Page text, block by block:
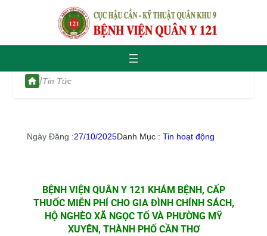
/Tin Tức
Ngày Đăng :27/10/2025Danh Mục : Tin hoạt động
BỆNH VIỆN QUÂN Y 121 KHÁM BỆNH, CẤP
THUỐC MIỄN PHÍ CHO GIA ĐÌNH CHÍNH SÁCH,
HỘ NGHÈO XÃ NGỌC TỐ VÀ PHƯỜNG MỸ
XUYÊN, THÀNH PHỐ CẦN THƠ